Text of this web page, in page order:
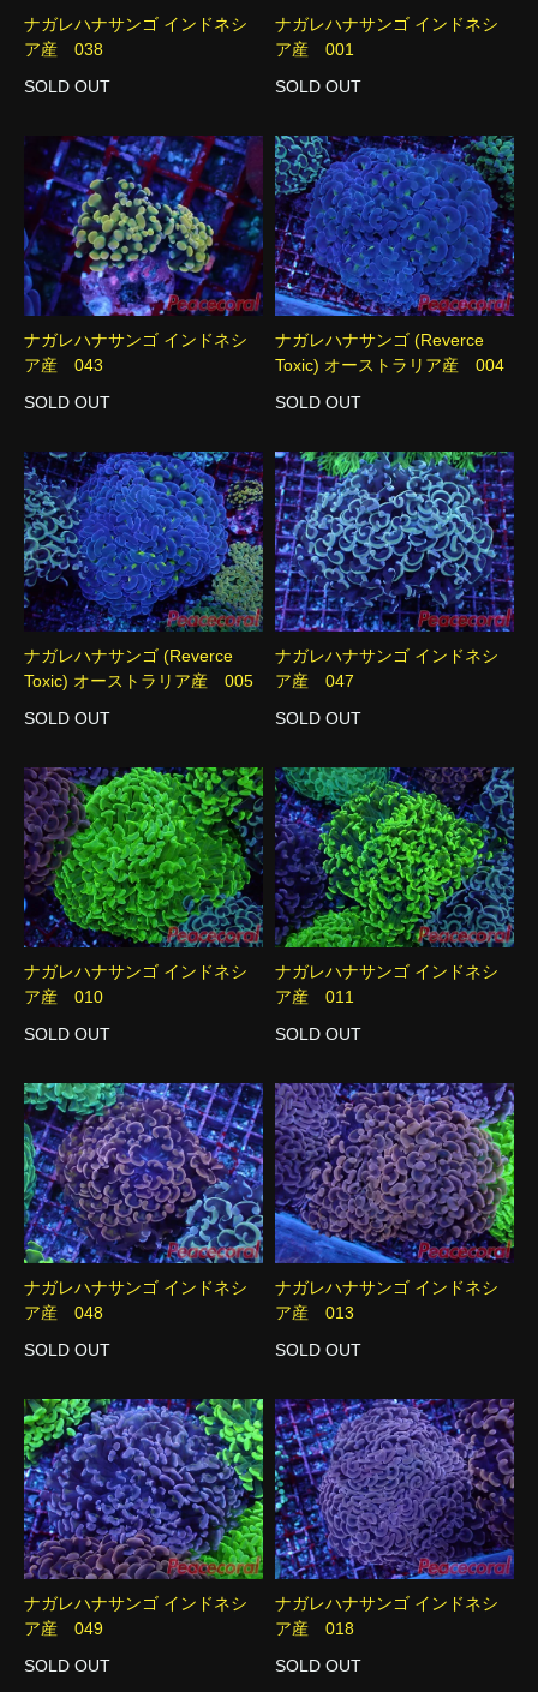
ナガレハナサンゴ インドネシ
ア産 038
SOLD OUT
ナガレハナサンゴ インドネシ
ア産 001
SOLD OUT
ナガレハナサンゴ インドネシ
ア産 043
SOLD OUT
ナガレハナサンゴ (Reverce
Toxic) オーストラリア産 004
SOLD OUT
ナガレハナサンゴ (Reverce
Toxic) オーストラリア産 005
SOLD OUT
ナガレハナサンゴ インドネシ
ア産 047
SOLD OUT
ナガレハナサンゴ インドネシ
ア産 010
SOLD OUT
ナガレハナサンゴ インドネシ
ア産 011
SOLD OUT
ナガレハナサンゴ インドネシ
ア産 048
SOLD OUT
ナガレハナサンゴ インドネシ
ア産 013
SOLD OUT
ナガレハナサンゴ インドネシ
ア産 049
SOLD OUT
ナガレハナサンゴ インドネシ
ア産 018
SOLD OUT